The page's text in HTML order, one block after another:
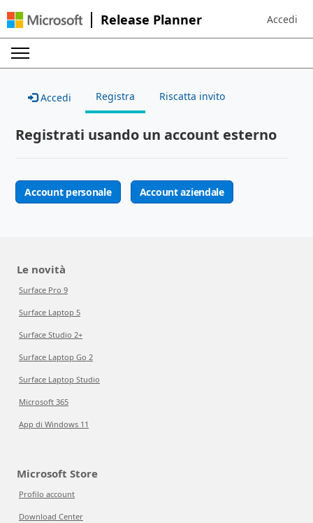
Release Planner Sign in to
Accedi
Accedi Registra Riscatta invito
Registrati usando un account esterno
Account personale Account aziendale
Le novità
Surface Pro 9
Surface Laptop 5
Surface Studio 2+
Surface Laptop Go 2
Surface Laptop Studio
Microsoft 365
App di Windows 11
Microsoft Store
Profilo account
Download Center